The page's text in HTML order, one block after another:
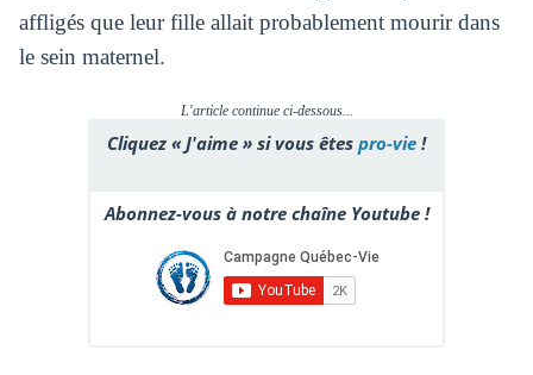
affligés que leur fille allait probablement mourir dans
le sein maternel.
L'article continue ci-dessous...
Cliquez « J'aime » si vous êtes pro-vie !
Abonnez-vous à notre chaîne Youtube !